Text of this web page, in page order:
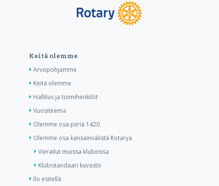
Keitä olemme
Arvopohjamme
Keitä olemme
Hallitus ja toimihenkilöt
Vuositeema
Olemme osa piiriä 1420
Olemme osa kansainvälistä Rotarya
Vierailut muissa klubeissa
Klubistandaari kuvasto
Ilo esitellä